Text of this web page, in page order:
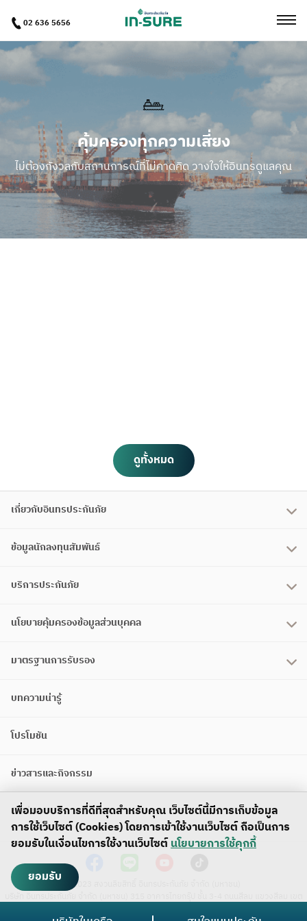
02 636 5656
คุ้มครองทุกความเสี่ยง
ไม่ต้องกังวลกับสถานการณ์ที่ไม่คาดคิด วางใจให้อินทรดูแลคุณ
ดูทั้งหมด
เพื่อมอบบริการที่ดีที่สุดสำหรับคุณ เว็บไซต์นี้มีการเก็บข้อมูล
การใช้เว็บไซต์ (Cookies) โดยการเข้าใช้งานเว็บไซต์ ถือเป็นการ
ยอมรับในเงื่อนไขการใช้งานเว็บไซต์นโยบายการใช้คุกกี้
ยอมรับ
เกี่ยวกับอินทรประกันภัย
ข้อมูลนักลงทุนสัมพันธ์
บริการประกันภัย
นโยบายคุ้มครองข้อมูลส่วนบุคคล
มาตรฐานการรับรอง
บทความน่ารู้
โปรโมชัน
ข่าวสารและกิจกรรม
ติดต่อเรา
©2023 สงวนลิขสิทธิ์ อินทรประกันภัย จำกัด (มหาชน)